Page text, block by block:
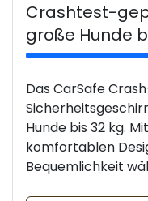
Crashtest-
große Hunde
Das CarSafe
Hunde bis 32 kg.
komfortablen
Bequemlichkeit